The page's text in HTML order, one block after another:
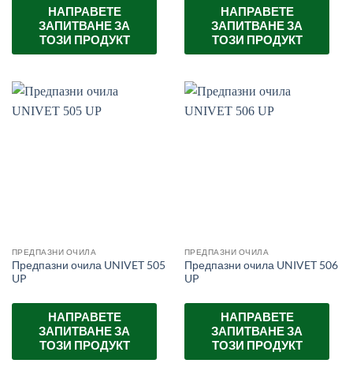
НАПРАВЕТЕ
ЗАПИТВАНЕ ЗА
ТОЗИ ПРОДУКТ
НАПРАВЕТЕ
ЗАПИТВАНЕ ЗА
ТОЗИ ПРОДУКТ
ПРЕДПАЗНИ ОЧИЛА
Предпазни очила UNIVET 505
UP
НАПРАВЕТЕ
ЗАПИТВАНЕ ЗА
ТОЗИ ПРОДУКТ
ПРЕДПАЗНИ ОЧИЛА
Предпазни очила UNIVET 506
UP
НАПРАВЕТЕ
ЗАПИТВАНЕ ЗА
ТОЗИ ПРОДУКТ